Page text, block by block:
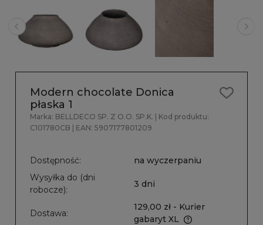
Modern chocolate Donica
płaska 1
Marka: BELLDECO SP. Z O.O. SP.K.
| Kod produktu:
C101780CB
| EAN: 5907177801209
Dostępność:
na wyczerpaniu
Wysyłka do (dni
robocze):
3 dni
Dostawa:
129,00 zł - Kurier
gabaryt XL